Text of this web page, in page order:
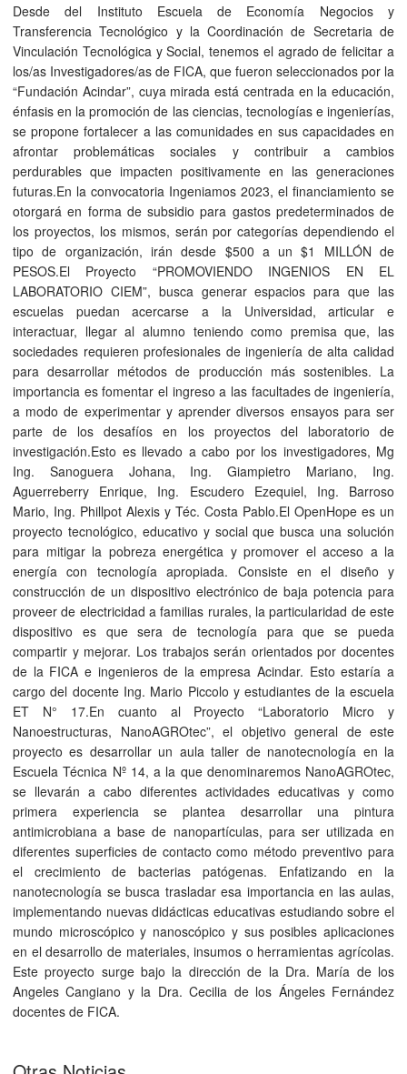
Desde del Instituto Escuela de Economía Negocios y
Transferencia Tecnológico y la Coordinación de Secretaria de
Vinculación Tecnológica y Social, tenemos el agrado de felicitar a
los/as Investigadores/as de FICA, que fueron seleccionados por la
“Fundación Acindar”, cuya mirada está centrada en la educación,
énfasis en la promoción de las ciencias, tecnologías e ingenierías,
se propone fortalecer a las comunidades en sus capacidades en
afrontar problemáticas sociales y contribuir a cambios
perdurables que impacten positivamente en las generaciones
futuras.En la convocatoria Ingeniamos 2023, el financiamiento se
otorgará en forma de subsidio para gastos predeterminados de
los proyectos, los mismos, serán por categorías dependiendo el
tipo de organización, irán desde $500 a un $1 MILLÓN de
PESOS.El Proyecto “PROMOVIENDO INGENIOS EN EL
LABORATORIO CIEM”, busca generar espacios para que las
escuelas puedan acercarse a la Universidad, articular e
interactuar, llegar al alumno teniendo como premisa que, las
sociedades requieren profesionales de ingeniería de alta calidad
para desarrollar métodos de producción más sostenibles. La
importancia es fomentar el ingreso a las facultades de ingeniería,
a modo de experimentar y aprender diversos ensayos para ser
parte de los desafíos en los proyectos del laboratorio de
investigación.Esto es llevado a cabo por los investigadores, Mg
Ing. Sanoguera Johana, Ing. Giampietro Mariano, Ing.
Aguerreberry Enrique, Ing. Escudero Ezequiel, Ing. Barroso
Mario, Ing. Phillpot Alexis y Téc. Costa Pablo.El OpenHope es un
proyecto tecnológico, educativo y social que busca una solución
para mitigar la pobreza energética y promover el acceso a la
energía con tecnología apropiada. Consiste en el diseño y
construcción de un dispositivo electrónico de baja potencia para
proveer de electricidad a familias rurales, la particularidad de este
dispositivo es que sera de tecnología para que se pueda
compartir y mejorar. Los trabajos serán orientados por docentes
de la FICA e ingenieros de la empresa Acindar. Esto estaría a
cargo del docente Ing. Mario Piccolo y estudiantes de la escuela
ET N° 17.En cuanto al Proyecto “Laboratorio Micro y
Nanoestructuras, NanoAGROtec”, el objetivo general de este
proyecto es desarrollar un aula taller de nanotecnología en la
Escuela Técnica Nº 14, a la que denominaremos NanoAGROtec,
se llevarán a cabo diferentes actividades educativas y como
primera experiencia se plantea desarrollar una pintura
antimicrobiana a base de nanopartículas, para ser utilizada en
diferentes superficies de contacto como método preventivo para
el crecimiento de bacterias patógenas. Enfatizando en la
nanotecnología se busca trasladar esa importancia en las aulas,
implementando nuevas didácticas educativas estudiando sobre el
mundo microscópico y nanoscópico y sus posibles aplicaciones
en el desarrollo de materiales, insumos o herramientas agrícolas.
Este proyecto surge bajo la dirección de la Dra. María de los
Angeles Cangiano y la Dra. Cecilia de los Ángeles Fernández
docentes de FICA.